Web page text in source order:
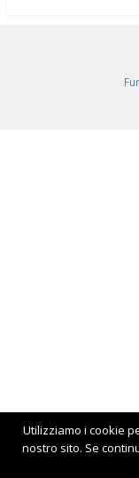
Utilizziamo i cookie
nostro sito. Se